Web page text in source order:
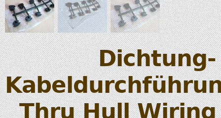
Dichtung-
Thru Hull Wiring